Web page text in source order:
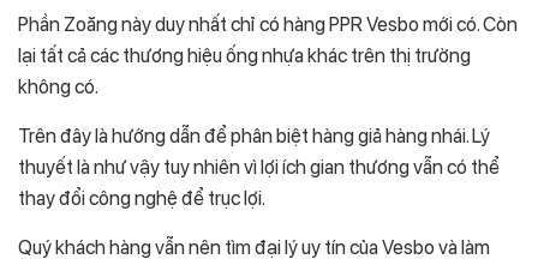
Phần Zoăng này duy nhất chỉ có hàng PPR Vesbo mới có. Còn
lại tất cả các thương hiệu ống nhựa khác trên thị trường
không có.
Trên đây là hướng dẫn để phân biệt hàng giả hàng nhái. Lý
thuyết là như vậy tuy nhiên vì lợi ích gian thương vẫn có thể
thay đổi công nghệ để trục lợi.
Quý khách hàng vẫn nên tìm đại lý uy tín của Vesbo và làm